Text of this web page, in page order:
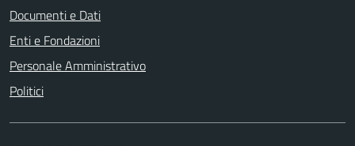
Documenti e Dati
Enti e Fondazioni
Personale Amministrativo
Politici